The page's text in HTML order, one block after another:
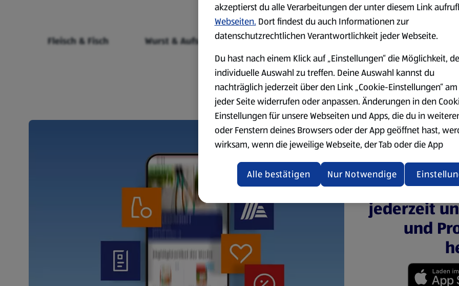
Fleisch & Fisch Wurst & Aufschnitt Käse
Milchprodukte &
Eier
Mit der
jederzeit
und
akzeptierst du alle Verarbeitungen der unter diesem Link
Webseiten. Dort findest du auch Informationen zur
datenschutzrechtlichen Verantwortlichkeit jeder Webseite.
Du hast nach einem Klick auf „Einstellungen“ die Möglichkeit,
individuelle Auswahl zu treffen. Deine Auswahl kannst du
nachträglich jederzeit über den Link „Cookie-Einstellungen“
jeder Seite widerrufen oder anpassen. Änderungen in den
Einstellungen für unsere Webseiten und Apps, die du in
oder Fenstern deines Browsers oder der App geöffnet hast,
wirksam, wenn die jeweilige Webseite, der Tab oder die App
aktualisiert oder geschlossen und anschließend wieder geöffnet
Datenschutzerklärung zur Verfügung.
Übersicht der Webseitenbetreiber und Datenschutzerklärungen
Nur Notwendige
Alle bestätigen